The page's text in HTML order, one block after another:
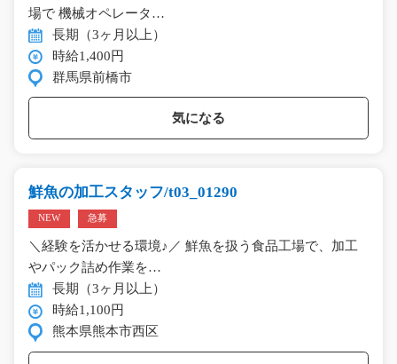
場で 機械オペレータ…
長期（3ヶ月以上）
時給1,400円
群馬県前橋市
気になる
鮮魚の加工スタッフ/t03_01290
NEW 急募
＼経験を活かせる環境♪／ 鮮魚を扱う食品工場で、加工
やパック詰め作業を…
長期（3ヶ月以上）
時給1,100円
熊本県熊本市西区